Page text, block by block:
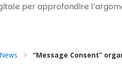
per approfondire
News > “Message Consent”